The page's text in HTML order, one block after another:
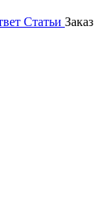
Статьи Заказ